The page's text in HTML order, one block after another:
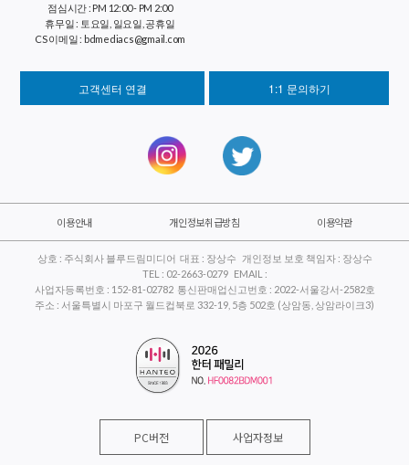
점심시간 : PM 12:00 - PM 2:00
휴무일 : 토요일, 일요일, 공휴일
CS 이메일 : bdmediacs@gmail.com
고객센터 연결 1:1 문의하기
이용안내 개인정보취급방침 이용약관
상호 : 주식회사 블루드림미디어 대표 : 장상수 개인정보 보호 책임자 : 장상수
TEL : 02-2663-0279 EMAIL :
사업자등록번호 : 152-81-02782 통신판매업신고번호 : 2022-서울강서-2582호
주소 : 서울특별시 마포구 월드컵북로 332-19, 5층 502호 (상암동, 상암라이크3)
PC버전 사업자정보